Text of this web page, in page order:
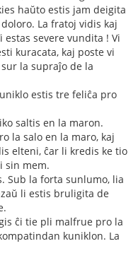
haŭto estis jam deigita
La fratoj vidis kaj
severe vundita ! Vi
kuracata, kaj poste vi
la supraĵo de la
estis tre feliĉa pro
saltis en la maron.
la salo en la maro, kaj
elteni, ĉar li kredis ke tio
sin mem.
Sub la forta sunlumo, lia
li estis bruligita de
ĉi tie pli malfrue pro la
kuniklon. La